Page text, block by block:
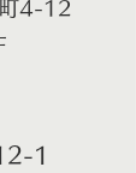
町4-12
1